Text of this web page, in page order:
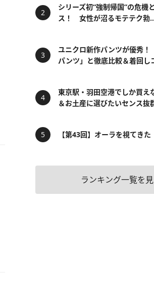
シリーズ初“強制帰国”の危機
ス！ 女性が沼るモテテク勃
ユニクロ新作パンツが優秀
パンツ」と徹底比較＆着回し
東京駅・羽田空港でしか買
＆お土産に選びたいセンス抜
【第43回】オーラを視てきた
ランキング一覧を